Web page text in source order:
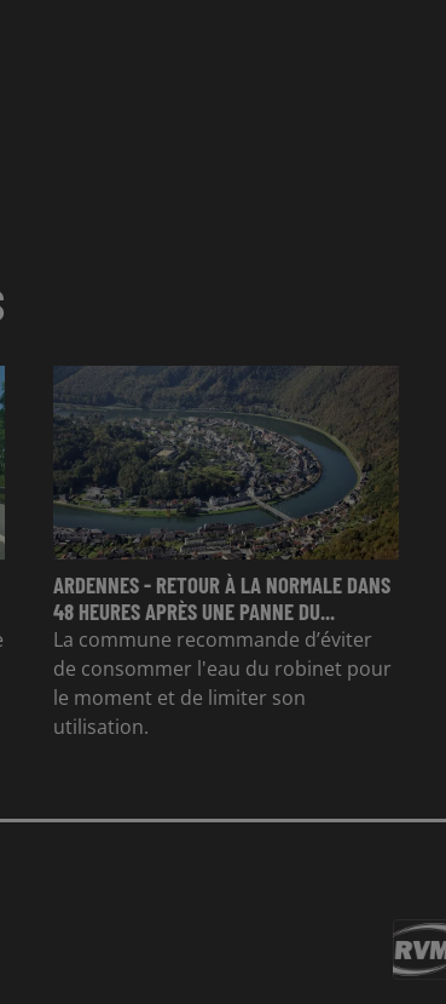
ARDENNES - RETOUR À LA NORMALE DANS
48 HEURES APRÈS UNE PANNE DU...
La commune recommande d’éviter
de consommer l'eau du robinet pour
le moment et de limiter son
utilisation.